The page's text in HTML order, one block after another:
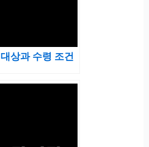
상과 수령 조건